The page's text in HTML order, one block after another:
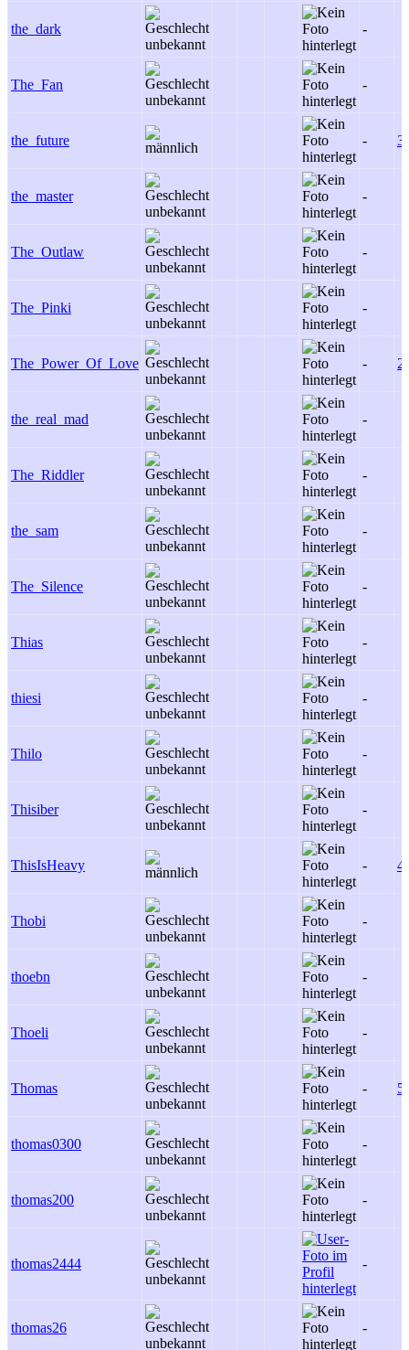
the_dark -
The_Fan -
the_future - 3
the_master -
The_Outlaw -
The_Pinki -
The_Power_Of_Love - 2
the_real_mad -
The_Riddler -
the_sam -
The_Silence -
Thias -
thiesi -
Thilo -
Thisiber -
ThisIsHeavy - 4
Thobi -
thoebn -
Thoeli -
Thomas - 5
thomas0300 -
thomas200 -
thomas2444 -
thomas26 -